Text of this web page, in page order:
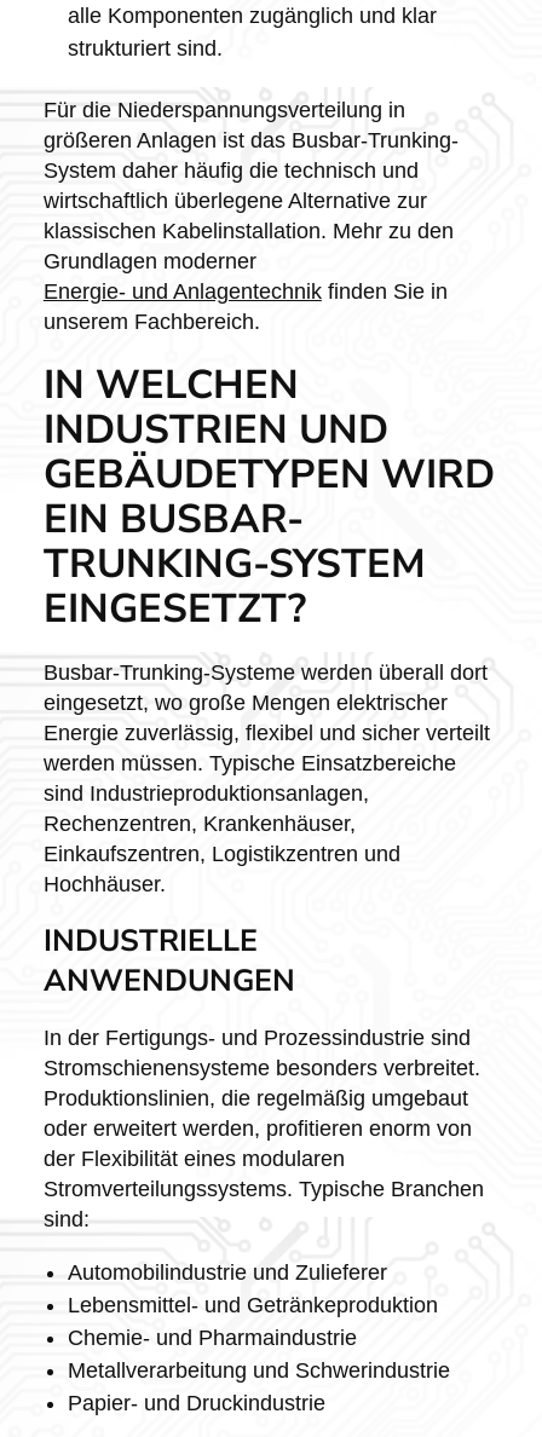
alle Komponenten zugänglich und klar
strukturiert sind.
Für die Niederspannungsverteilung in
größeren Anlagen ist das Busbar-Trunking-
System daher häufig die technisch und
wirtschaftlich überlegene Alternative zur
klassischen Kabelinstallation. Mehr zu den
Grundlagen moderner
Energie- und Anlagentechnikfinden Sie in
unserem Fachbereich.
IN WELCHEN
INDUSTRIEN UND
GEBÄUDETYPEN WIRD
EIN BUSBAR-
TRUNKING-SYSTEM
EINGESETZT?
Busbar-Trunking-Systeme werden überall dort
eingesetzt, wo große Mengen elektrischer
Energie zuverlässig, flexibel und sicher verteilt
werden müssen. Typische Einsatzbereiche
sind Industrieproduktionsanlagen,
Rechenzentren, Krankenhäuser,
Einkaufszentren, Logistikzentren und
Hochhäuser.
INDUSTRIELLE
ANWENDUNGEN
In der Fertigungs- und Prozessindustrie sind
Stromschienensysteme besonders verbreitet.
Produktionslinien, die regelmäßig umgebaut
oder erweitert werden, profitieren enorm von
der Flexibilität eines modularen
Stromverteilungssystems. Typische Branchen
sind:
Automobilindustrie und Zulieferer
Lebensmittel- und Getränkeproduktion
Chemie- und Pharmaindustrie
Metallverarbeitung und Schwerindustrie
Papier- und Druckindustrie